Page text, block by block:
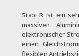
Stabi R ist ein
massiven
elektronischer
einen
flexiblen